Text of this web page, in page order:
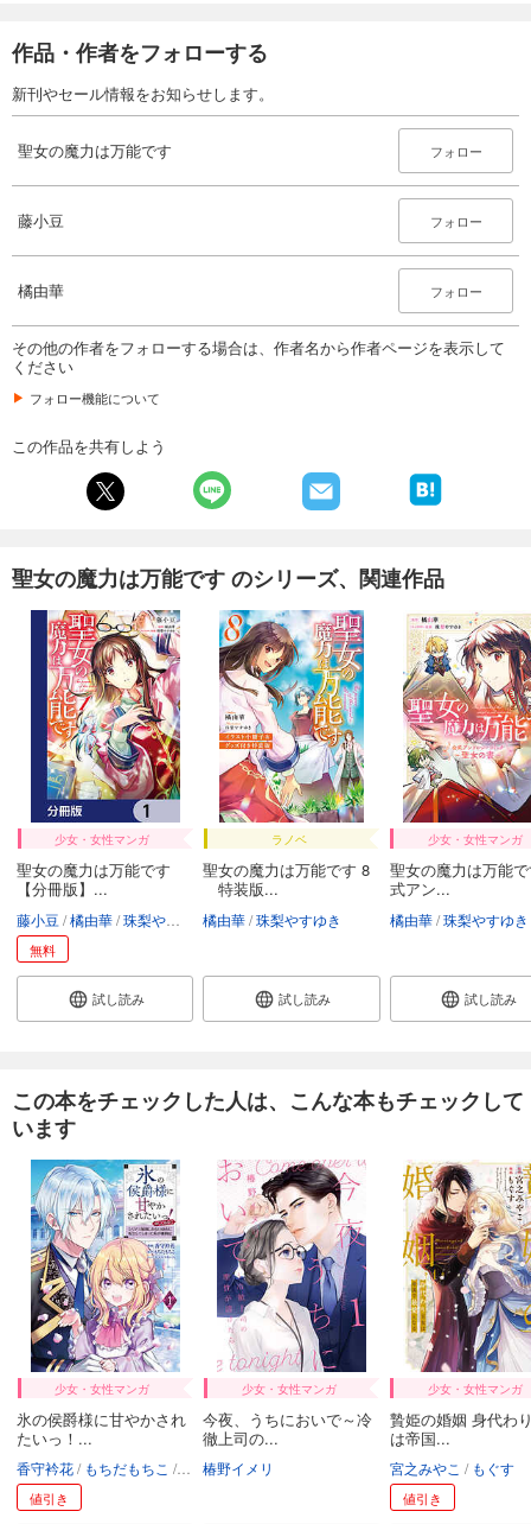
作品・作者をフォローする
新刊やセール情報をお知らせします。
聖女の魔力は万能です フォロー
藤小豆 フォロー
橘由華 フォロー
その他の作者をフォローする場合は、作者名から作者ページを表示して
ください
フォロー機能について
この作品を共有しよう
聖女の魔力は万能です のシリーズ、関連作品
少女・女性マンガ
聖女の魔力は万能です
【分冊版】...
藤小豆 橘由華 珠梨やすゆき
無料
試し読み
ラノベ
聖女の魔力は万能です 8
特装版...
橘由華 珠梨やすゆき
試し読み
少女・女性マンガ
聖女の魔力は万能
式アン...
橘由華 珠梨やすゆき
試し読み
この本をチェックした人は、こんな本もチェックして
います
少女・女性マンガ
氷の侯爵様に甘やかされ
たいっ！...
香守衿花 もちだもちこ 双葉はづき
値引き
少女・女性マンガ
今夜、うちにおいで～冷
徹上司の...
椿野イメリ
少女・女性マンガ
贄姫の婚姻 身代わ
は帝国...
宮之みやこ もぐす
値引き